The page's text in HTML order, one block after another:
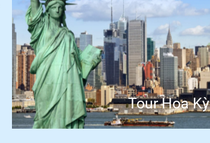
Tour Hoa Kỳ